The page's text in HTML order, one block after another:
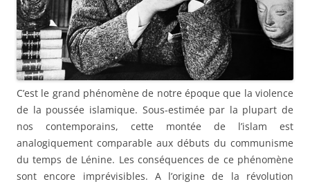
C’est le grand phénomène de notre époque que la violence
de la poussée islamique. Sous-estimée par la plupart de
nos contemporains, cette montée de l’islam est
analogiquement comparable aux débuts du communisme
du temps de Lénine. Les conséquences de ce phénomène
sont encore imprévisibles. A l’origine de la révolution